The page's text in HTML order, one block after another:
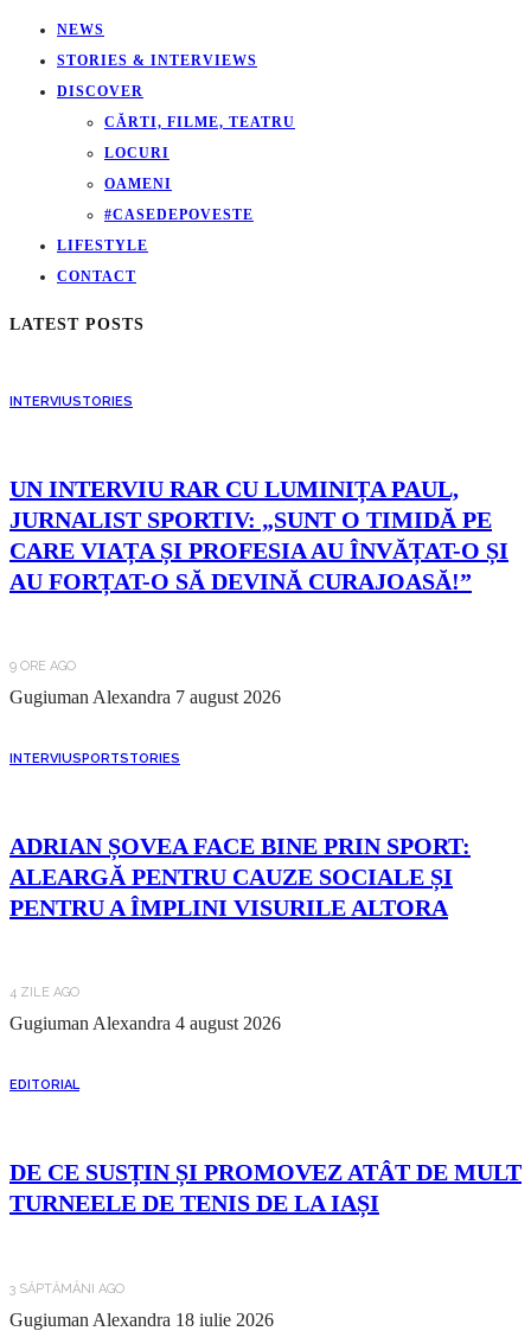
NEWS
STORIES & INTERVIEWS
DISCOVER
CĂRTI, FILME, TEATRU
LOCURI
OAMENI
#CASEDEPOVESTE
LIFESTYLE
CONTACT
LATEST POSTS
INTERVIUSTORIES
UN INTERVIU RAR CU LUMINIȚA PAUL,
JURNALIST SPORTIV: „SUNT O TIMIDĂ PE
CARE VIAȚA ȘI PROFESIA AU ÎNVĂȚAT-O ȘI
AU FORȚAT-O SĂ DEVINĂ CURAJOASĂ!”
9 ORE AGO
Gugiuman Alexandra 7 august 2026
INTERVIUSPORTSTORIES
ADRIAN ȘOVEA FACE BINE PRIN SPORT:
ALEARGĂ PENTRU CAUZE SOCIALE ȘI
PENTRU A ÎMPLINI VISURILE ALTORA
4 ZILE AGO
Gugiuman Alexandra 4 august 2026
EDITORIAL
DE CE SUSȚIN ȘI PROMOVEZ ATÂT DE MULT
TURNEELE DE TENIS DE LA IAȘI
3 SĂPTĂMÂNI AGO
Gugiuman Alexandra 18 iulie 2026